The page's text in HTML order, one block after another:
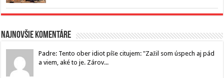
Najnovšie komentáre
Padre: Tento ober idiot píše citujem: "Zažil som úspech aj pád
a viem, aké to je. Zárov...